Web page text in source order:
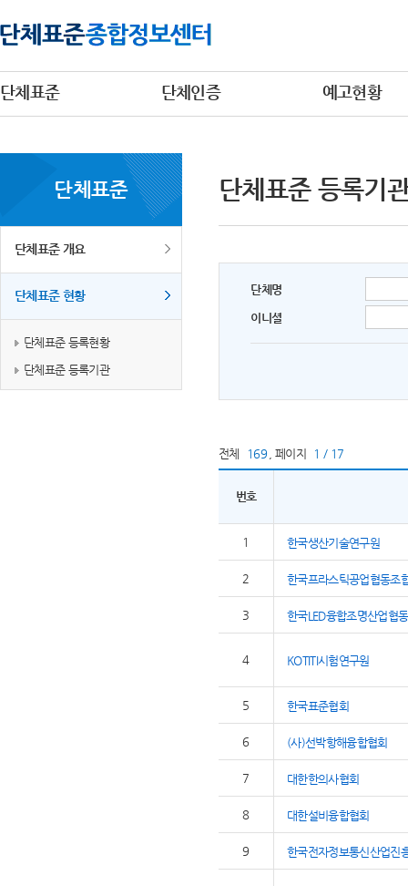
단체표준 단체인증 예고현황
단체표준
단체표준 개요
단체표준 현황
단체표준 등록현황
단체표준 등록기관
단체표준 등록기
단체명
이니셜
전체 169 페이지 1 / 17
번호
1 한국생산기술연구원
2 한국프라스틱공업협동조
3 한국LED융합조명산업협
4 KOTITI시험연구원
5 한국표준협회
6 (사)선박항해융합협회
7 대한한의사협회
8 대한설비융합협회
9 한국전자정보통신산업진